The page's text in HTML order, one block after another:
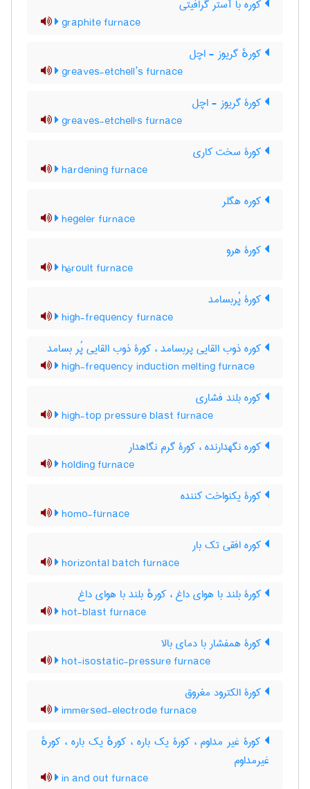
کوره با آستر گرافیتی
graphite furnace
کورهٔ گریوز - اچل
greaves-etchell’s furnace
کورۀ گریوز - اچل
greaves-etchell's furnace
کورۀ سخت کاری
hardening furnace
کوره هگلر
hegeler furnace
کورۀ هرو
héroult furnace
کورۀ پُربسامد
high-frequency furnace
کوره ذوب القایی پربسامد ، کورۀ ذوب القایی پُر بسامد
high-frequency induction melting furnace
کوره بلند فشاری
high-top pressure blast furnace
کوره نگهدارنده ، کورۀ گرم نگاهدار
holding furnace
کورۀ یکنواخت کننده
homo-furnace
کوره افقی تک بار
horizontal batch furnace
کورۀ بلند با هوای داغ ، کورهٔ بلند با هوای داغ
hot-blast furnace
کورۀ همفشار با دمای بالا
hot-isostatic-pressure furnace
کورۀ الکترود مغروق
immersed-electrode furnace
کورۀ غیر مداوم ، کورۀ یک باره ، کورهٔ یک باره ، کورهٔ
غیرمداوم
in and out furnace